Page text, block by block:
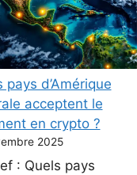
pays d’Amérique
acceptent le
en crypto ?
2025
: Quels pays